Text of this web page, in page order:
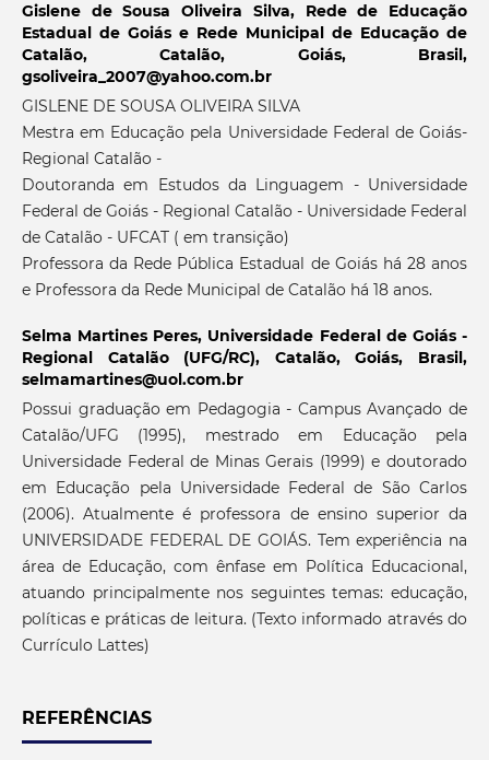
Gislene de Sousa Oliveira Silva, Rede de Educação
Estadual de Goiás e Rede Municipal de Educação de
Catalão, Catalão, Goiás, Brasil,
gsoliveira_2007@yahoo.com.br
GISLENE DE SOUSA OLIVEIRA SILVA
Mestra em Educação pela Universidade Federal de Goiás-
Regional Catalão -
Doutoranda em Estudos da Linguagem - Universidade
Federal de Goiás - Regional Catalão - Universidade Federal
de Catalão - UFCAT ( em transição)
Professora da Rede Pública Estadual de Goiás há 28 anos
e Professora da Rede Municipal de Catalão há 18 anos.
Selma Martines Peres, Universidade Federal de Goiás -
Regional Catalão (UFG/RC), Catalão, Goiás, Brasil,
selmamartines@uol.com.br
Possui graduação em Pedagogia - Campus Avançado de
Catalão/UFG (1995), mestrado em Educação pela
Universidade Federal de Minas Gerais (1999) e doutorado
em Educação pela Universidade Federal de São Carlos
(2006). Atualmente é professora de ensino superior da
UNIVERSIDADE FEDERAL DE GOIÁS. Tem experiência na
área de Educação, com ênfase em Política Educacional,
atuando principalmente nos seguintes temas: educação,
políticas e práticas de leitura. (Texto informado através do
Currículo Lattes)
REFERÊNCIAS